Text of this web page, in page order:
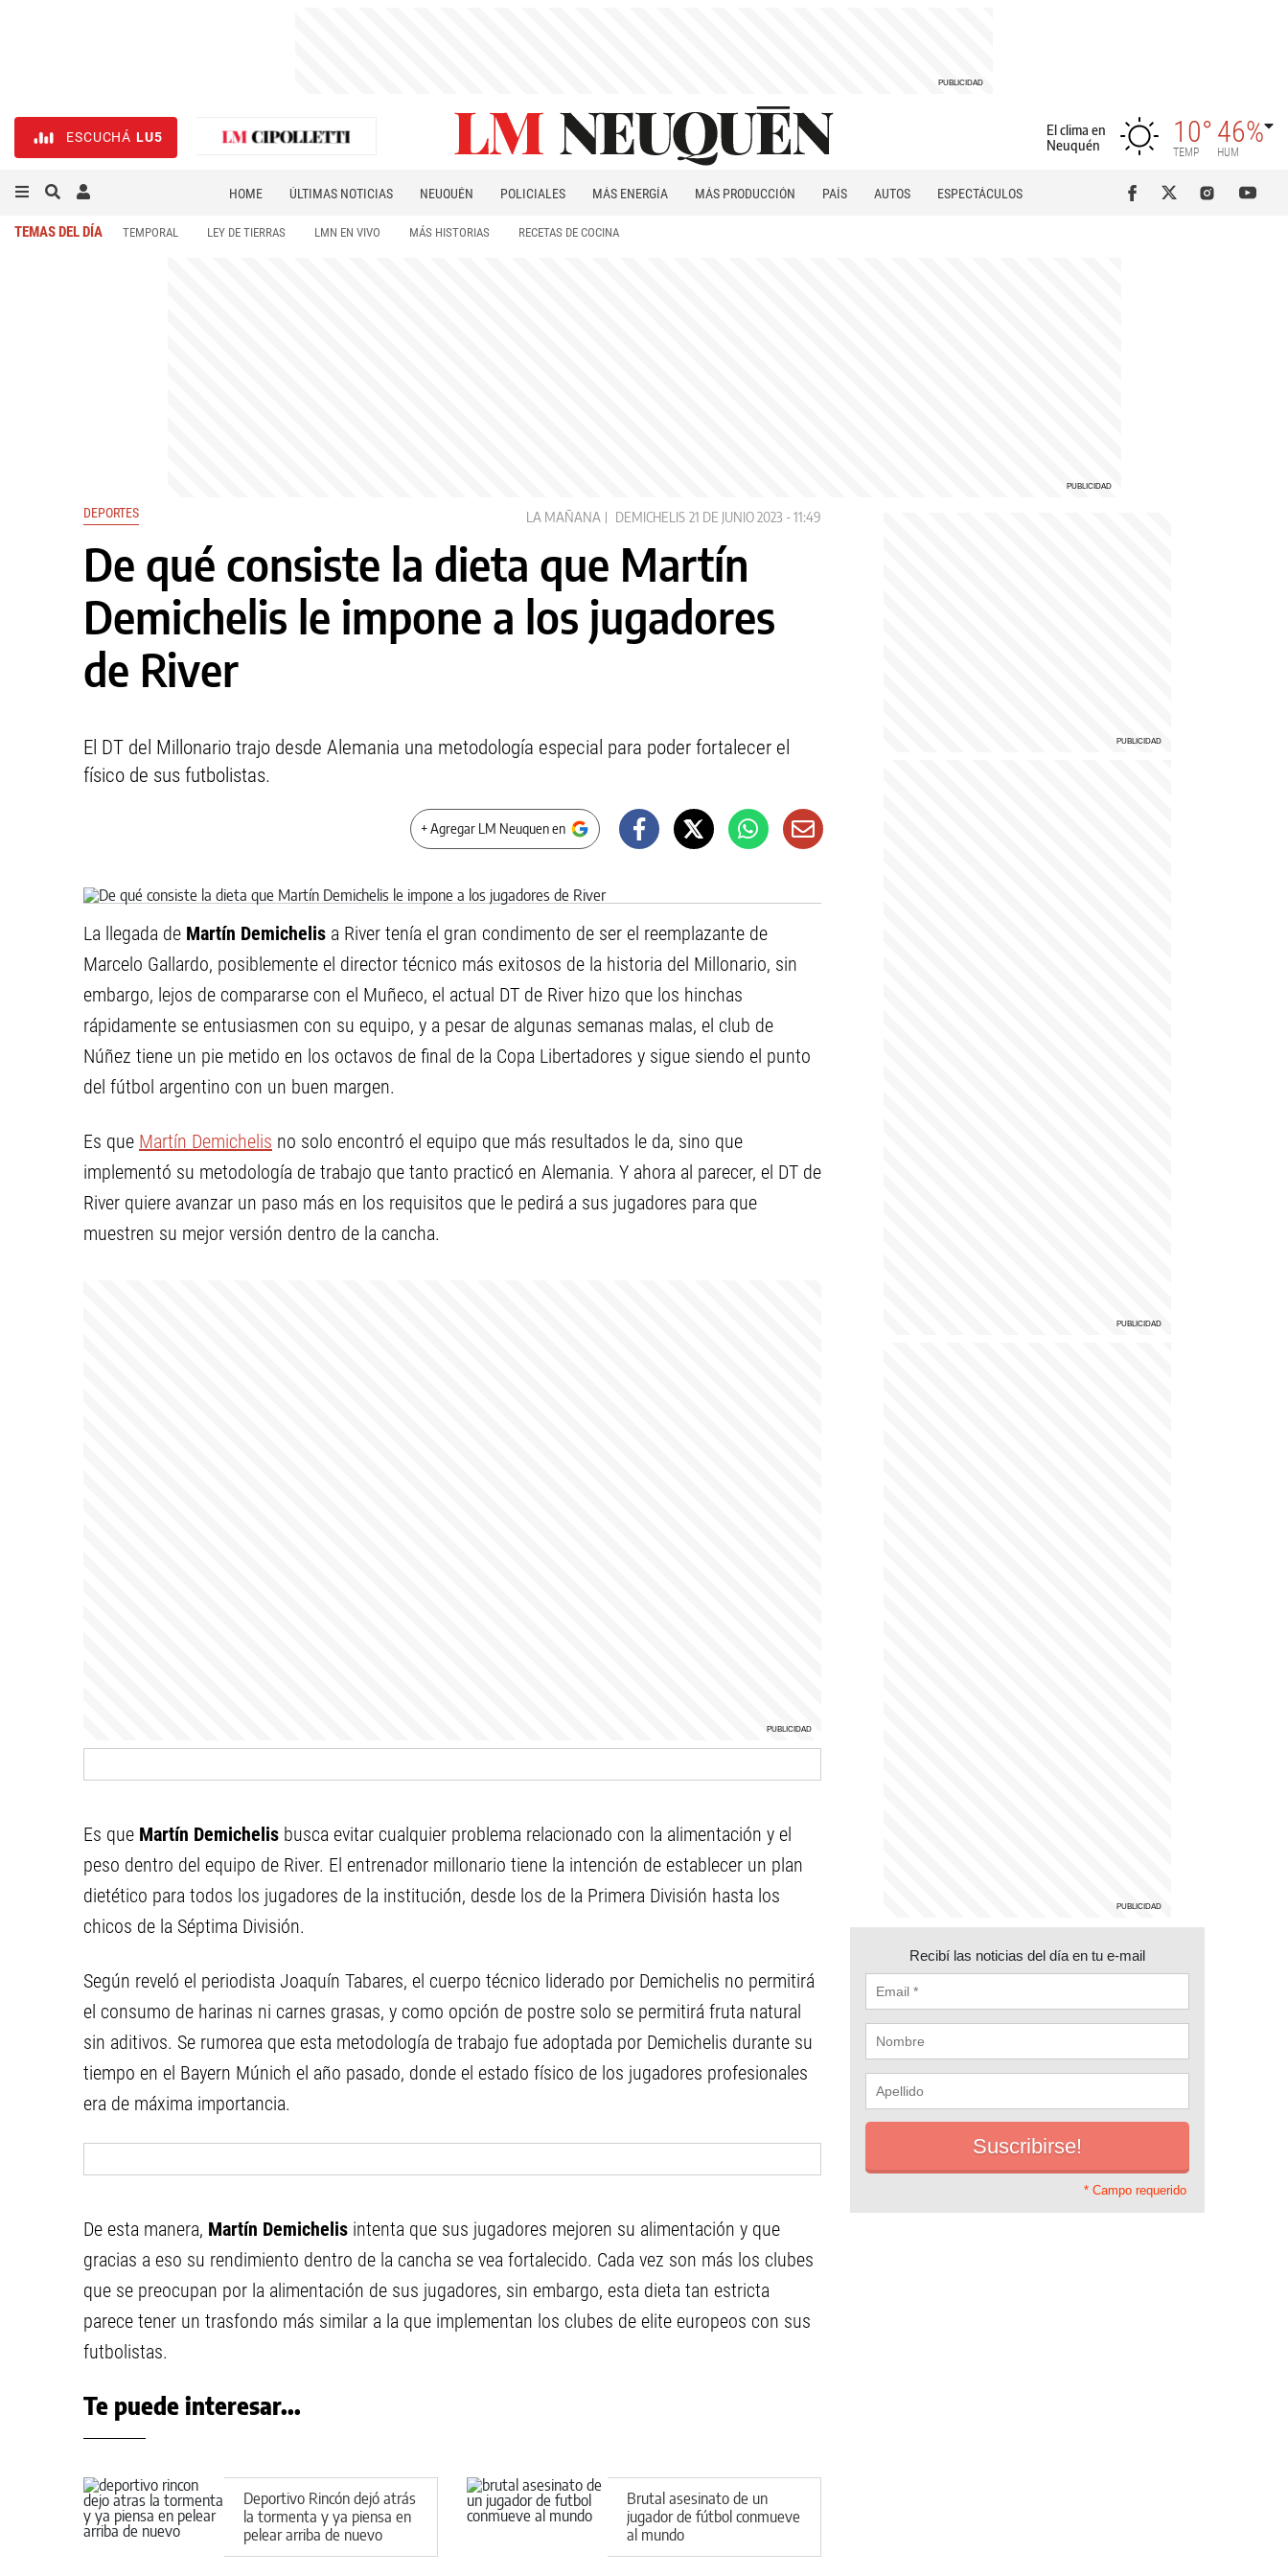
ESCUCHÁ LU5
El clima en
Neuquén
10°
TEMP
46%
HUM
HOME ÚLTIMAS NOTICIAS NEUQUÉN POLICIALES MÁS ENERGÍA MÁS PRODUCCIÓN PAÍS AUTOS
ESPECTÁCULOS
TEMAS DEL DÍA TEMPORAL LEY DE TIERRAS LMN EN VIVO MÁS HISTORIAS RECETAS DE COCINA
DEPORTES LA MAÑANA DEMICHELIS 21 DE JUNIO 2023 - 11:49
De qué consiste la dieta que Martín
Demichelis le impone a los jugadores
de River
El DT del Millonario trajo desde Alemania una metodología especial para poder fortalecer el
físico de sus futbolistas.
+ Agregar LM Neuquen en
La llegada de Martín Demichelis a River tenía el gran condimento de ser el reemplazante de
Marcelo Gallardo, posiblemente el director técnico más exitosos de la historia del Millonario, sin
embargo, lejos de compararse con el Muñeco, el actual DT de River hizo que los hinchas
rápidamente se entusiasmen con su equipo, y a pesar de algunas semanas malas, el club de
Núñez tiene un pie metido en los octavos de final de la Copa Libertadores y sigue siendo el punto
del fútbol argentino con un buen margen.
Es que Martín Demichelis no solo encontró el equipo que más resultados le da, sino que
implementó su metodología de trabajo que tanto practicó en Alemania. Y ahora al parecer, el DT de
River quiere avanzar un paso más en los requisitos que le pedirá a sus jugadores para que
muestren su mejor versión dentro de la cancha.
Es que Martín Demichelis busca evitar cualquier problema relacionado con la alimentación y el
peso dentro del equipo de River. El entrenador millonario tiene la intención de establecer un plan
dietético para todos los jugadores de la institución, desde los de la Primera División hasta los
chicos de la Séptima División.
Según reveló el periodista Joaquín Tabares, el cuerpo técnico liderado por Demichelis no permitirá
el consumo de harinas ni carnes grasas, y como opción de postre solo se permitirá fruta natural
sin aditivos. Se rumorea que esta metodología de trabajo fue adoptada por Demichelis durante su
tiempo en el Bayern Múnich el año pasado, donde el estado físico de los jugadores profesionales
era de máxima importancia.
De esta manera, Martín Demichelis intenta que sus jugadores mejoren su alimentación y que
gracias a eso su rendimiento dentro de la cancha se vea fortalecido. Cada vez son más los clubes
que se preocupan por la alimentación de sus jugadores, sin embargo, esta dieta tan estricta
parece tener un trasfondo más similar a la que implementan los clubes de elite europeos con sus
futbolistas.
Te puede interesar...
Deportivo Rincón dejó atrás
la tormenta y ya piensa en
pelear arriba de nuevo
Brutal asesinato de un
jugador de fútbol conmueve
al mundo
Recibí las noticias del día en tu e-mail
* Campo requerido